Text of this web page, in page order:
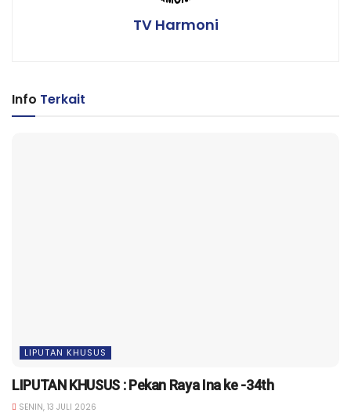
TV Harmoni
Info Terkait
LIPUTAN KHUSUS
LIPUTAN KHUSUS : Pekan Raya Ina ke -34th
SENIN, 13 JULI 2026